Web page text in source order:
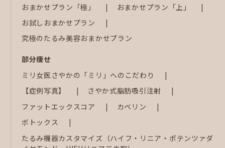
おまかせプラン「極」
おまかせプラン「上」
お試しおまかせプラン
究極のたるみ美容おまかせプラン
部分痩せ
ミリ女医さやかの「ミリ」へのこだわり
【症例写真】
さやか式脂肪吸引注射
ファットエックスコア
カベリン
ボトックス
たるみ機器カスタマイズ（ハイフ・リニア・ポテンツァダ